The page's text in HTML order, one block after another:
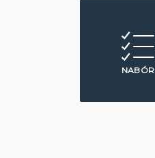
NABÓR